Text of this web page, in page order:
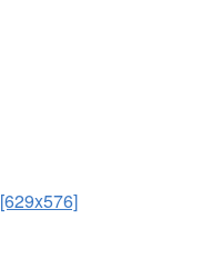
[629x576]